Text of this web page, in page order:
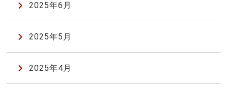
2025年6月
2025年5月
2025年4月